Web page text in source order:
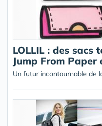
LOLLIL : des sacs
Jump From Paper
Un futur incontournable de